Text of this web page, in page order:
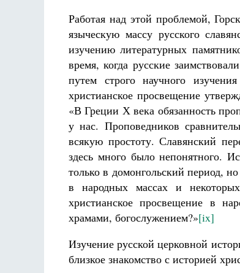
Работая над этой проблемой,
языческую массу русского
изучению литературных
время, когда русские
путем строго научного
христианское просвещение
«В Греции Х века обязанность
у нас. Проповедников
всякую простоту. Славянский
здесь много было непонятного.
только в домонгольский период,
в народных массах и
христианское просвещение в
храмами, богослужением?»[ix]
Изучение русской церковной
близкое знакомство с историей